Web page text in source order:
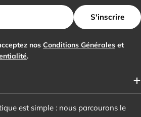
S'inscrire
nos Conditions Générales et
.
est simple : nous parcourons le